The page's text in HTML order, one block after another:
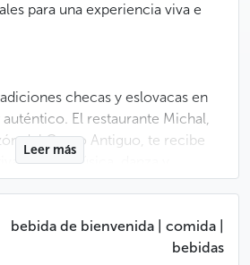
para una experiencia viva e
checas y eslovacas en
El restaurante Michal,
del Casco Antiguo, te recibe
donde música, danza y
en perfecta armonía.
sonriente te recibe en un salón
de las tabernas de Bohemia.
Leer más
bebida de bienvenida | comida |
bebidas